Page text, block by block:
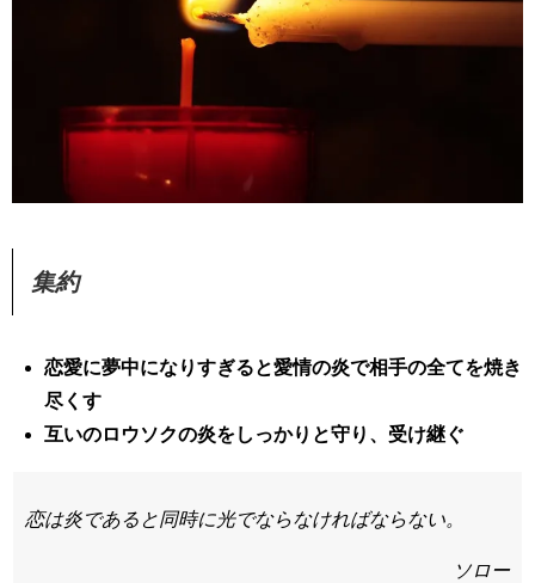
集約
恋愛に夢中になりすぎると愛情の炎で相手の全てを焼き
尽くす
互いのロウソクの炎をしっかりと守り、受け継ぐ
恋は炎であると同時に光でならなければならない。
ソロー